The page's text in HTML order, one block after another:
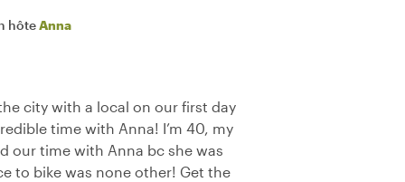
hôteAnna
city with a local on our first day
time with Anna! I’m 40, my
our time with Anna bc she was
to bike was none other! Get the